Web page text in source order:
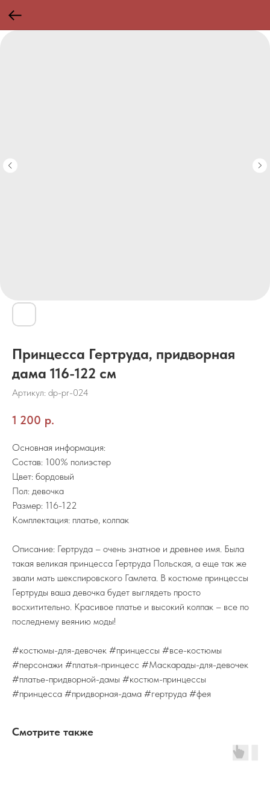
Принцесса Гертруда, придворная
дама 116-122 см
Артикул: dp-pr-024
1 200 р.
Основная информация:
Состав: 100% полиэстер
Цвет: бордовый
Пол: девочка
Размер: 116-122
Комплектация: платье, колпак
Описание: Гертруда – очень знатное и древнее имя. Была
такая великая принцесса Гертруда Польская, а еще так же
звали мать шекспировского Гамлета. В костюме принцессы
Гертруды ваша девочка будет выглядеть просто
восхитительно. Красивое платье и высокий колпак – все по
последнему веянию моды!
#костюмы-для-девочек #принцессы #все-костюмы
#персонажи #платья-принцесс #Маскарады-для-девочек
#платье-придворной-дамы #костюм-принцессы
#принцесса #придворная-дама #гертруда #фея
Смотрите также